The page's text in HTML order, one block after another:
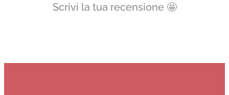
Scrivi la tua recensione 🤩